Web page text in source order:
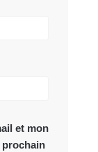
et mon